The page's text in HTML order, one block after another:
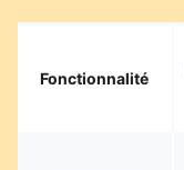
Fonctionnalité